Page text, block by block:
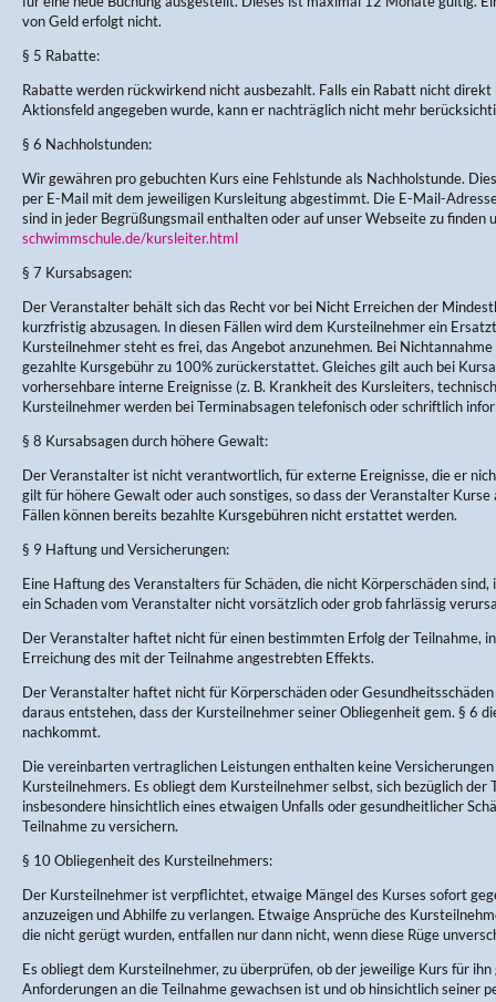
von Geld erfolgt nicht.
§ 5 Rabatte:
Rabatte werden rückwirkend nicht ausbezahlt. Falls ein Rabatt nicht direkt
Aktionsfeld angegeben wurde, kann er nachträglich nicht mehr
§ 6 Nachholstunden:
Wir gewähren pro gebuchten Kurs eine Fehlstunde als Nachholstunde.
per E-Mail mit dem jeweiligen Kursleitung abgestimmt. Die E-Mail-
sind in jeder Begrüßungsmail enthalten oder auf unser Webseite zu finden
schwimmschule.de/kursleiter.html
§ 7 Kursabsagen:
Der Veranstalter behält sich das Recht vor bei Nicht Erreichen der
kurzfristig abzusagen. In diesen Fällen wird dem Kursteilnehmer ein
Kursteilnehmer steht es frei, das Angebot anzunehmen. Bei
gezahlte Kursgebühr zu 100% zurückerstattet. Gleiches gilt auch bei
vorhersehbare interne Ereignisse (z. B. Krankheit des Kursleiters,
Kursteilnehmer werden bei Terminabsagen telefonisch oder schriftlich
§ 8 Kursabsagen durch höhere Gewalt:
Der Veranstalter ist nicht verantwortlich, für externe Ereignisse, die er
gilt für höhere Gewalt oder auch sonstiges, so dass der Veranstalter Kurse
Fällen können bereits bezahlte Kursgebühren nicht erstattet werden.
§ 9 Haftung und Versicherungen:
Eine Haftung des Veranstalters für Schäden, die nicht Körperschäden sind,
ein Schaden vom Veranstalter nicht vorsätzlich oder grob fahrlässig
Der Veranstalter haftet nicht für einen bestimmten Erfolg der Teilnahme,
Erreichung des mit der Teilnahme angestrebten Effekts.
Der Veranstalter haftet nicht für Körperschäden oder
daraus entstehen, dass der Kursteilnehmer seiner Obliegenheit gem. § 6
nachkommt.
Die vereinbarten vertraglichen Leistungen enthalten keine Versicherungen
Kursteilnehmers. Es obliegt dem Kursteilnehmer selbst, sich bezüglich der
insbesondere hinsichtlich eines etwaigen Unfalls oder gesundheitlicher
Teilnahme zu versichern.
§ 10 Obliegenheit des Kursteilnehmers:
Der Kursteilnehmer ist verpflichtet, etwaige Mängel des Kurses sofort
anzuzeigen und Abhilfe zu verlangen. Etwaige Ansprüche des
die nicht gerügt wurden, entfallen nur dann nicht, wenn diese Rüge
Es obliegt dem Kursteilnehmer, zu überprüfen, ob der jeweilige Kurs für
Anforderungen an die Teilnahme gewachsen ist und ob hinsichtlich seiner